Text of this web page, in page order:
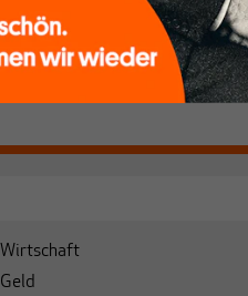
Wirtschaft
Geld